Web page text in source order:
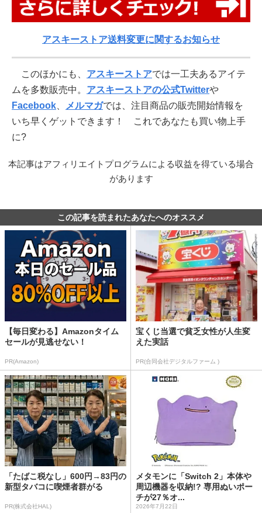
アスキーストア送料変更に関するお知らせ
このほかにも、 アスキーストアでは一工夫あるアイテ
ムを多数販売中。 アスキーストアの公式Twitterや
Facebook
メルマガでは、注目商品の販売開始情報を
いち早くゲットできます！ これであなたも買い物上手
に?
本記事はアフィリエイトプログラムによる収益を得ている場合
があります
この記事を読まれたあなたへのオススメ
【毎日変わる】Amazonタイム
セールが見逃せない！
PR(Amazon)
宝くじ当選で貧乏女性が人生変
えた実話
PR(合同会社デジタルファーム )
「たばこ税なし」600円→83円の
新型タバコに喫煙者群がる
PR(株式会社HAL)
メタモンに「Switch 2」本体や
周辺機器を収納!? 専用ぬいポー
チが27％オ...
2026年7月22日